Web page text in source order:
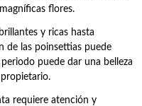
flores.
y ricas hasta
de las poinsettias puede
puede dar una belleza
requiere atención y